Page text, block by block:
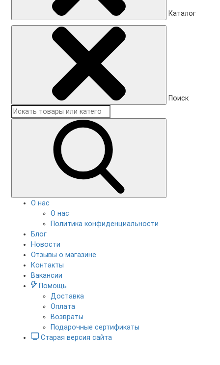
Каталог
Поиск
О нас
О нас
Политика конфиденциальности
Блог
Новости
Отзывы о магазине
Контакты
Вакансии
Помощь
Доставка
Оплата
Возвраты
Подарочные сертификаты
Старая версия сайта